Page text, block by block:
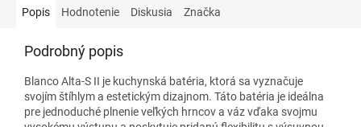
Popis Hodnotenie Diskusia Značka
Podrobný popis
BlancoAlta-S II je kuchynská batéria, ktorá sa vyznačuje
svojím štíhlym a estetickým dizajnom. Táto batéria je ideálna
pre jednoduché plnenie veľkých hrncov a váz vďaka svojmu